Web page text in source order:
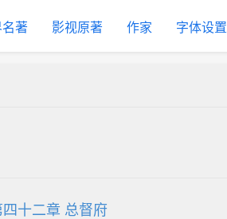
著 影视原著 作家 字体设置
四十二章 总督府